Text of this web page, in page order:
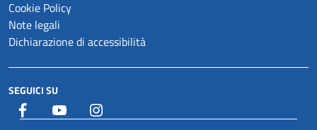
Cookie Policy
Note legali
Dichiarazione di accessibilità
SEGUICI SU
Facebook YouTube